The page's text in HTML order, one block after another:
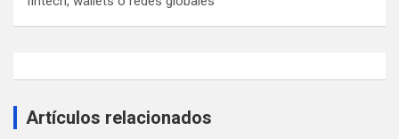
Artículos relacionados